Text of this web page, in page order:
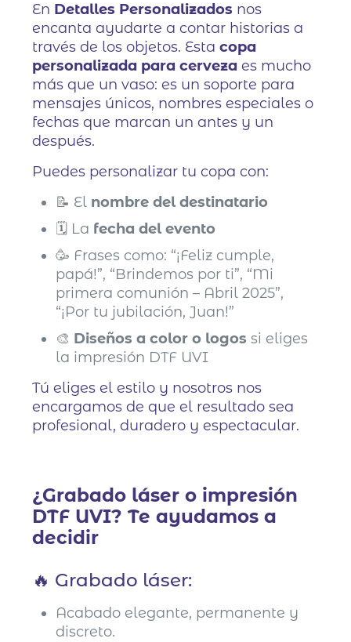
En Detalles Personalizados nos
encanta ayudarte a contar historias a
través de los objetos. Estacopa
personalizada para cerveza es mucho
más que un vaso: es un soporte para
mensajes únicos, nombres especiales o
fechas que marcan un antes y un
después.
Puedes personalizar tu copa con:
📝 El nombre del destinatario
🗓️ La fecha del evento
🥳 Frases como: “¡Feliz cumple,
papá!”, “Brindemos por ti”, “Mi
primera comunión – Abril 2025”,
“¡Por tu jubilación, Juan!”
🎨 Diseños a color o logos si eliges
la impresión DTF UVI
Tú eliges el estilo y nosotros nos
encargamos de que el resultado sea
profesional, duradero y espectacular.
¿Grabado láser o impresión
DTF UVI? Te ayudamos a
decidir
🔥 Grabado láser:
Acabado elegante, permanente y
discreto.